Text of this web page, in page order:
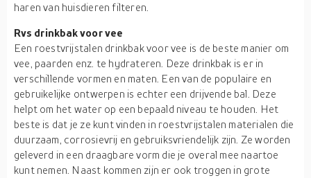
haren van huisdieren filteren.
Rvs drinkbak voor vee
Een roestvrijstalen drinkbak voor vee is de beste manier om
vee, paarden enz. te hydrateren. Deze drinkbak is er in
verschillende vormen en maten. Een van de populaire en
gebruikelijke ontwerpen is echter een drijvende bal. Deze
helpt om het water op een bepaald niveau te houden. Het
beste is dat je ze kunt vinden in roestvrijstalen materialen die
duurzaam, corrosievrij en gebruiksvriendelijk zijn. Ze worden
geleverd in een draagbare vorm die je overal mee naartoe
kunt nemen. Naast kommen zijn er ook troggen in grote